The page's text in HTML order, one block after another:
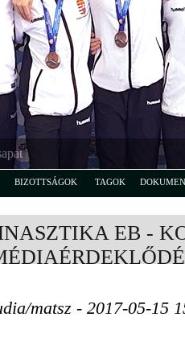
BIZOTTSÁGOK TAGOK
EB -
matsz - 2017-05-15